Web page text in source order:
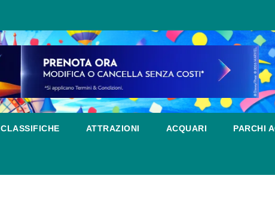
CLASSIFICHE ATTRAZIONI ACQUARI PARCHI